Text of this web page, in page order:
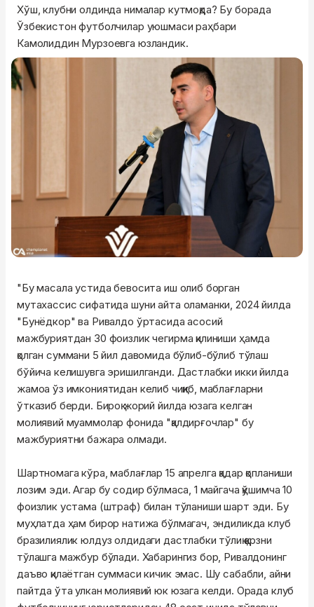
Хўш, клубни олдинда нималар кутмоқда? Бу борада
Ўзбекистон футболчилар уюшмаси раҳбари
Камолиддин Мурзоевга юзландик.
"Бу масала устида бевосита иш олиб борган
мутахассис сифатида шуни айта оламанки, 2024 йилда
"Бунёдкор" ва Ривалдо ўртасида асосий
мажбуриятдан 30 фоизлик чегирма қилиниши ҳамда
қолган суммани 5 йил давомида бўлиб-бўлиб тўлаш
бўйича келишувга эришилганди. Дастлабки икки йилда
жамоа ўз имкониятидан келиб чиқиб, маблағларни
ўтказиб берди. Бироқ жорий йилда юзага келган
молиявий муаммолар фонида "қалдирғочлар" бу
мажбуриятни бажара олмади.
Шартномага кўра, маблағлар 15 апрелга қадар қопланиши
лозим эди. Агар бу содир бўлмаса, 1 майгача қўшимча 10
фоизлик устама (штраф) билан тўланиши шарт эди. Бу
муҳлатда ҳам бирор натижа бўлмагач, эндиликда клуб
бразилиялик юлдуз олдидаги дастлабки тўлиқ қарзни
тўлашга мажбур бўлади. Хабарингиз бор, Ривалдонинг
даъво қилаётган суммаси кичик эмас. Шу сабабли, айни
пайтда ўта улкан молиявий юк юзага келди. Орада клуб